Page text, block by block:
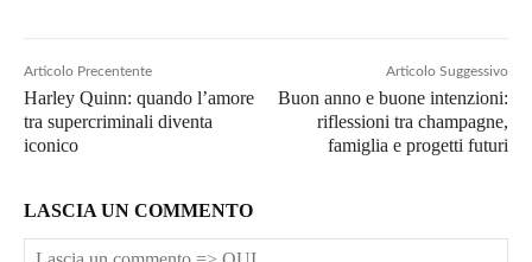
Articolo Precentente
Harley Quinn: quando l’amore
tra supercriminali diventa
iconico
Articolo Suggessivo
Buon anno e buone intenzioni:
riflessioni tra champagne,
famiglia e progetti futuri
LASCIA UN COMMENTO